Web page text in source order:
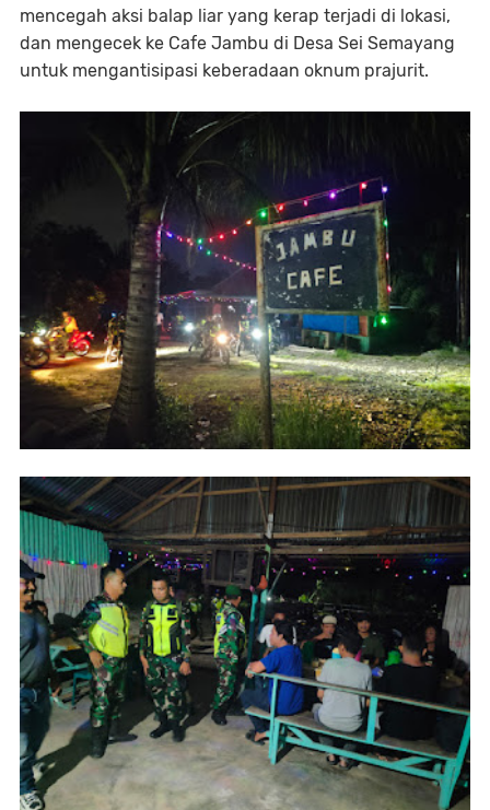
mencegah aksi balap liar yang kerap terjadi di lokasi,
dan mengecek ke Cafe Jambu di Desa Sei Semayang
untuk mengantisipasi keberadaan oknum prajurit.